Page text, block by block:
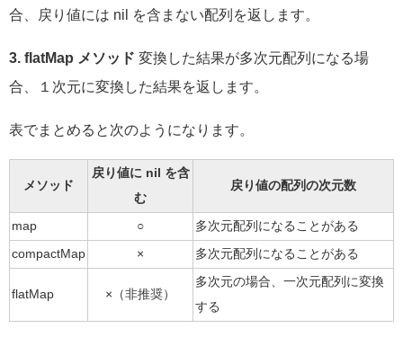
合、戻り値には nil を含まない配列を返します。
3. flatMap メソッド 変換した結果が多次元配列になる場
合、１次元に変換した結果を返します。
表でまとめると次のようになります。
メソッド
戻り値に nil を含
む
戻り値の配列の次元数
map ○ 多次元配列になることがある
compactMap × 多次元配列になることがある
flatMap ×（非推奨）
多次元の場合、一次元配列に変換
する